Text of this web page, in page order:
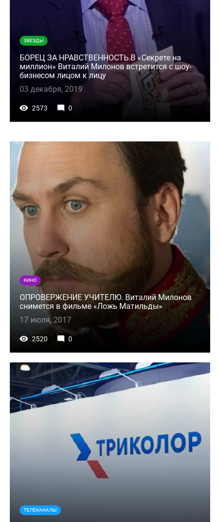
ЗВЕЗДЫ
БОРЕЦ ЗА НРАВСТВЕННОСТЬ.В «Секрете на
миллион» Виталий Милонов встретится с шоу-
бизнесом лицом к лицу
03 декабря, 2019
2573 0
КИНО
ОПРОВЕРЖЕНИЕ УЧИТЕЛЮ. Виталий Милонов
снимется в фильме «Ложь Матильды»
17 июля, 2017
2520 0
ТЕЛЕКАНАЛЫ